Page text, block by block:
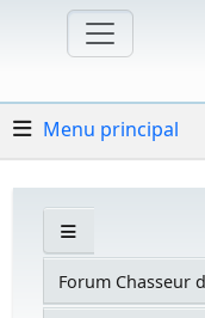
Menu principal
Forum Chasseur